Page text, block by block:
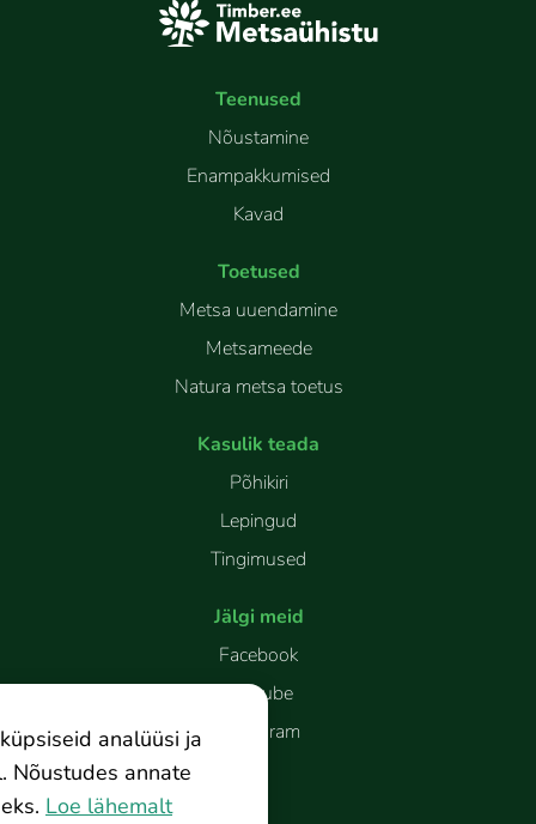
analüüsi ja
Nõustudes annate
Loe lähemalt
Teenused
Nõustamine
Enampakkumised
Kavad
Toetused
Metsa uuendamine
Metsameede
Natura metsa toetus
Kasulik teada
Põhikiri
Lepingud
Tingimused
Jälgi meid
Facebook
Youtube
Instagram